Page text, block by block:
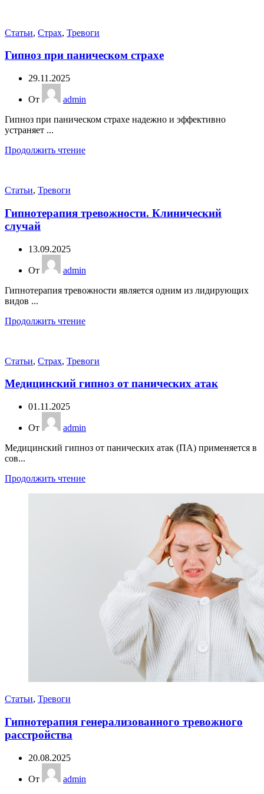
Статьи, Страх, Тревоги
Гипноз при паническом страхе
29.11.2025
От
admin
Гипноз при паническом страхе надежно и эффективно
устраняет ...
Продолжить чтение
Статьи, Тревоги
Гипнотерапия тревожности. Клинический
случай
13.09.2025
От
admin
Гипнотерапия тревожности является одним из лидирующих
видов ...
Продолжить чтение
Статьи, Страх, Тревоги
Медицинский гипноз от панических атак
01.11.2025
От
admin
Медицинский гипноз от панических атак (ПА) применяется в
сов...
Продолжить чтение
Статьи, Тревоги
Гипнотерапия генерализованного тревожного
расстройства
20.08.2025
От
admin